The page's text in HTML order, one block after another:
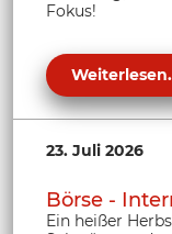
Fokus!
23. Juli 2026
Börse -
Ein heißer